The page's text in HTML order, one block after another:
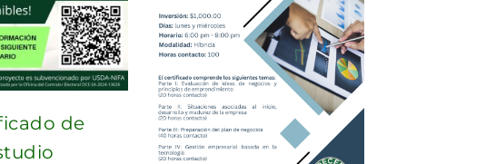
de